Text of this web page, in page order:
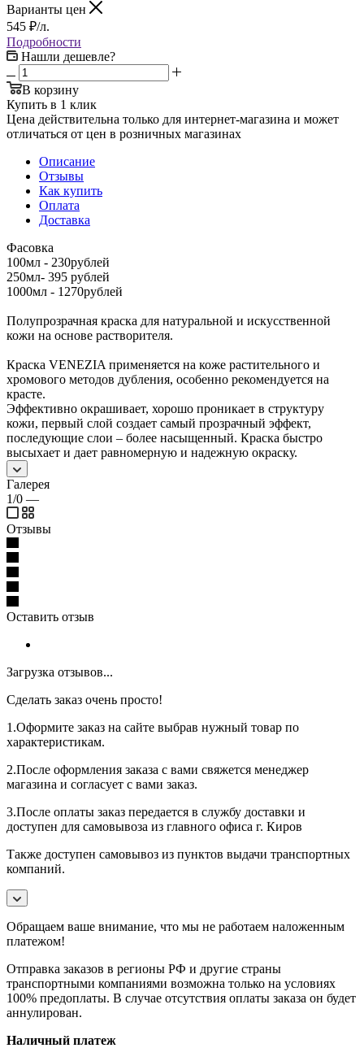
Варианты цен
545 ₽/л.
Подробности
Нашли дешевле?
В корзину
Купить в 1 клик
Цена действительна только для интернет-магазина и может
отличаться от цен в розничных магазинах
Описание
Отзывы
Как купить
Оплата
Доставка
Фасовка
100мл - 230рублей
250мл- 395 рублей
1000мл - 1270рублей
Полупрозрачная краска для натуральной и искусственной
кожи на основе растворителя.
Краска VENEZIA применяется на коже растительного и
хромового методов дубления, особенно рекомендуется на
красте.
Эффективно окрашивает, хорошо проникает в структуру
кожи, первый слой создает самый прозрачный эффект,
последующие слои – более насыщенный. Краска быстро
высыхает и дает равномерную и надежную окраску.
Галерея
1/0 —
Отзывы
Оставить отзыв
Загрузка отзывов...
Сделать заказ очень просто!
1.Оформите заказ на сайте выбрав нужный товар по
характеристикам.
2.После оформления заказа с вами свяжется менеджер
магазина и согласует с вами заказ.
3.После оплаты заказ передается в службу доставки и
доступен для самовывоза из главного офиса г. Киров
Также доступен самовывоз из пунктов выдачи транспортных
компаний.
Обращаем ваше внимание, что мы не работаем наложенным
платежом!
Отправка заказов в регионы РФ и другие страны
транспортными компаниями возможна только на условиях
100% предоплаты. В случае отсутствия оплаты заказа он будет
аннулирован.
Наличный платеж